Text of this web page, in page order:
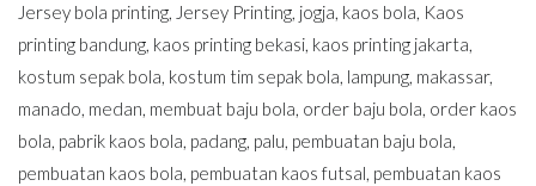
Jersey bola printing, Jersey Printing, jogja, kaos bola, Kaos
printing bandung, kaos printing bekasi, kaos printing jakarta,
kostum sepak bola, kostum tim sepak bola, lampung, makassar,
manado, medan, membuat baju bola, order baju bola, order kaos
bola, pabrik kaos bola, padang, palu, pembuatan baju bola,
pembuatan kaos bola, pembuatan kaos futsal, pembuatan kaos